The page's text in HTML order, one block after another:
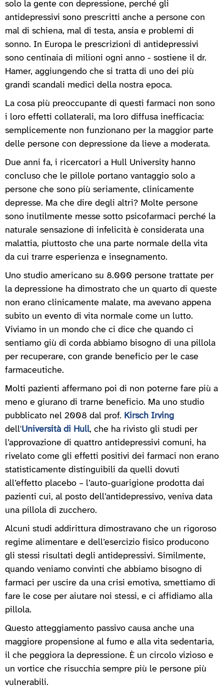
solo la gente con depressione, perché gli
antidepressivi sono prescritti anche a persone con
mal di schiena, mal di testa, ansia e problemi di
sonno. In Europa le prescrizioni di antidepressivi
sono centinaia di milioni ogni anno - sostiene il dr.
Hamer, aggiungendo che si tratta di uno dei più
grandi scandali medici della nostra epoca.
La cosa più preoccupante di questi farmaci non sono
i loro effetti collaterali, ma loro diffusa inefficacia:
semplicemente non funzionano per la maggior parte
delle persone con depressione da lieve a moderata.
Due anni fa, i ricercatori a Hull University hanno
concluso che le pillole portano vantaggio solo a
persone che sono più seriamente, clinicamente
depresse. Ma che dire degli altri? Molte persone
sono inutilmente messe sotto psicofarmaci perché la
naturale sensazione di infelicità è considerata una
malattia, piuttosto che una parte normale della vita
da cui trarre esperienza e insegnamento.
Uno studio americano su 8.000 persone trattate per
la depressione ha dimostrato che un quarto di queste
non erano clinicamente malate, ma avevano appena
subito un evento di vita normale come un lutto.
Viviamo in un mondo che ci dice che quando ci
sentiamo giù di corda abbiamo bisogno di una pillola
per recuperare, con grande beneficio per le case
farmaceutiche.
Molti pazienti affermano poi di non poterne fare più a
meno e giurano di trarne beneficio. Ma uno studio
pubblicato nel 2008 dal prof. Kirsch Irving
dell'Università di Hull, che ha rivisto gli studi per
l’approvazione di quattro antidepressivi comuni, ha
rivelato come gli effetti positivi dei farmaci non erano
statisticamente distinguibili da quelli dovuti
all’effetto placebo – l’auto-guarigione prodotta dai
pazienti cui, al posto dell’antidepressivo, veniva data
una pillola di zucchero.
Alcuni studi addirittura dimostravano che un rigoroso
regime alimentare e dell’esercizio fisico producono
gli stessi risultati degli antidepressivi. Similmente,
quando veniamo convinti che abbiamo bisogno di
farmaci per uscire da una crisi emotiva, smettiamo di
fare le cose per aiutare noi stessi, e ci affidiamo alla
pillola.
Questo atteggiamento passivo causa anche una
maggiore propensione al fumo e alla vita sedentaria,
il che peggiora la depressione. È un circolo vizioso e
un vortice che risucchia sempre più le persone più
vulnerabili.